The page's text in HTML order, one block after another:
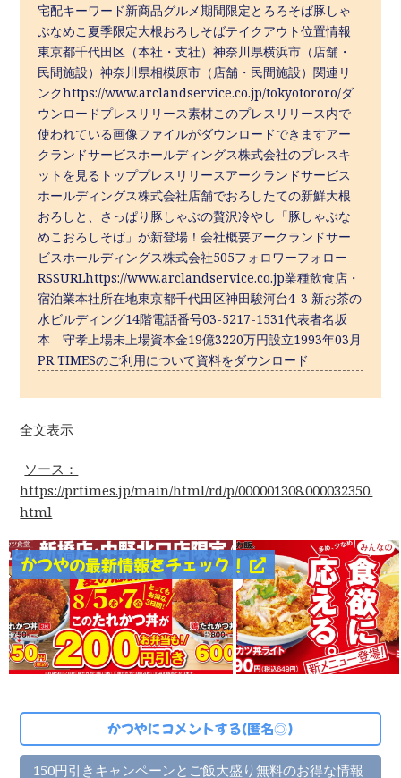
宅配キーワード新商品グルメ期間限定とろろそば豚しゃ
ぶなめこ夏季限定大根おろしそばテイクアウト位置情報
東京都千代田区（本社・支社）神奈川県横浜市（店舗・
民間施設）神奈川県相模原市（店舗・民間施設）関連リ
ンクhttps://www.arclandservice.co.jp/tokyotororo/ダ
ウンロードプレスリリース素材このプレスリリース内で
使われている画像ファイルがダウンロードできますアー
クランドサービスホールディングス株式会社のプレスキ
ットを見るトッププレスリリースアークランドサービス
ホールディングス株式会社店舗でおろしたての新鮮大根
おろしと、さっぱり豚しゃぶの贅沢冷やし「豚しゃぶな
めこおろしそば」が新登場！会社概要アークランドサー
ビスホールディングス株式会社505フォロワーフォロー
RSSURLhttps://www.arclandservice.co.jp業種飲食店・
宿泊業本社所在地東京都千代田区神田駿河台4-3 新お茶の
水ビルディング14階電話番号03-5217-1531代表者名坂
本 守孝上場未上場資本金19億3220万円設立1993年03月
PR TIMESのご利用について資料をダウンロード
全文表示
ソース：
https://prtimes.jp/main/html/rd/p/000001308.000032350.
html
かつやの最新情報をチェック！
かつやにコメントする(匿名◎)
150円引きキャンペーンとご飯大盛り無料のお得な情報